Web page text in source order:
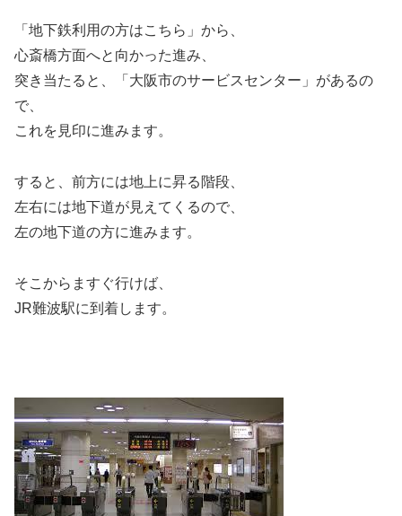
「地下鉄利用の方はこちら」から、
心斎橋方面へと向かった進み、
突き当たると、「大阪市のサービスセンター」があるの
で、
これを見印に進みます。
すると、前方には地上に昇る階段、
左右には地下道が見えてくるので、
左の地下道の方に進みます。
そこからますぐ行けば、
JR難波駅に到着します。